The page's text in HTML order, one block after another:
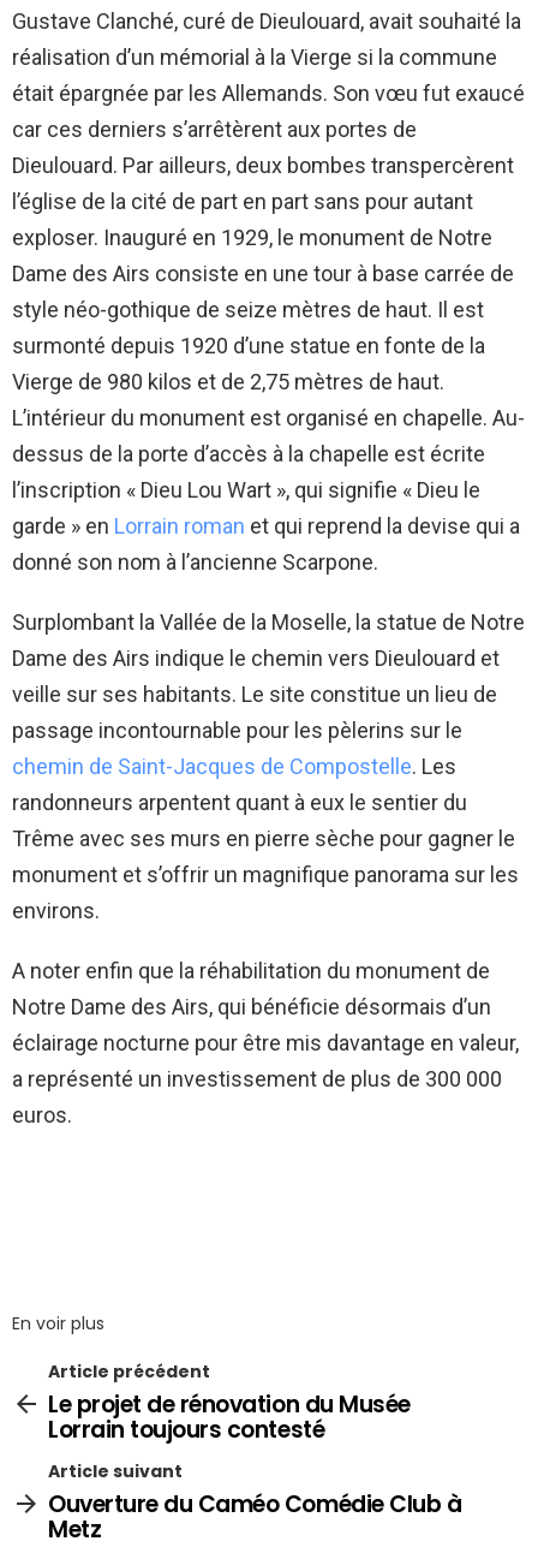
Gustave Clanché, curé de Dieulouard, avait souhaité la
réalisation d’un mémorial à la Vierge si la commune
était épargnée par les Allemands. Son vœu fut exaucé
car ces derniers s’arrêtèrent aux portes de
Dieulouard. Par ailleurs, deux bombes transpercèrent
l’église de la cité de part en part sans pour autant
exploser. Inauguré en 1929, le monument de Notre
Dame des Airs consiste en une tour à base carrée de
style néo-gothique de seize mètres de haut. Il est
surmonté depuis 1920 d’une statue en fonte de la
Vierge de 980 kilos et de 2,75 mètres de haut.
L’intérieur du monument est organisé en chapelle. Au-
dessus de la porte d’accès à la chapelle est écrite
l’inscription « Dieu Lou Wart », qui signifie « Dieu le
garde » en Lorrain roman et qui reprend la devise qui a
donné son nom à l’ancienne Scarpone.
Surplombant la Vallée de la Moselle, la statue de Notre
Dame des Airs indique le chemin vers Dieulouard et
veille sur ses habitants. Le site constitue un lieu de
passage incontournable pour les pèlerins sur le
chemin de Saint-Jacques de Compostelle. Les
randonneurs arpentent quant à eux le sentier du
Trême avec ses murs en pierre sèche pour gagner le
monument et s’offrir un magnifique panorama sur les
environs.
A noter enfin que la réhabilitation du monument de
Notre Dame des Airs, qui bénéficie désormais d’un
éclairage nocturne pour être mis davantage en valeur,
a représenté un investissement de plus de 300 000
euros.
En voir plus
Article précédent
Le projet de rénovation du Musée
Lorrain toujours contesté
Article suivant
Ouverture du Caméo Comédie Club à
Metz